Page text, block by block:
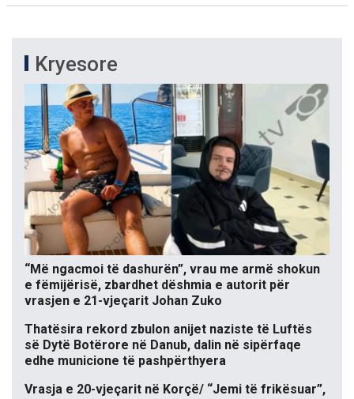
Kryesore
“Më ngacmoi të dashurën”, vrau me armë shokun
e fëmijërisë, zbardhet dëshmia e autorit për
vrasjen e 21-vjeçarit Johan Zuko
Thatësira rekord zbulon anijet naziste të Luftës
së Dytë Botërore në Danub, dalin në sipërfaqe
edhe municione të pashpërthyera
Vrasja e 20-vjeçarit në Korçë/ “Jemi të frikësuar”,